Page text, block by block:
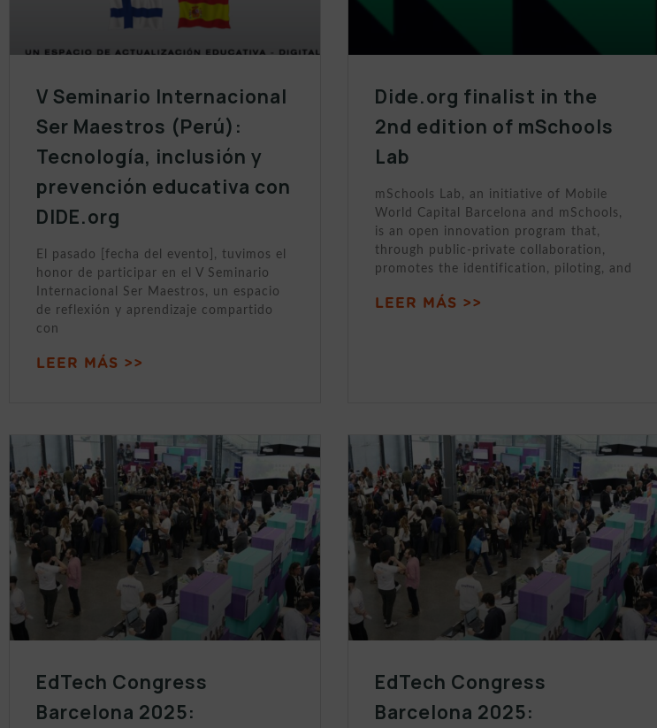
V Seminario Internacional
Ser Maestros (Perú):
Tecnología, inclusión y
prevención educativa con
DIDE.org
El pasado [fecha del evento], tuvimos el
honor de participar en el V Seminario
Internacional Ser Maestros, un espacio
de reflexión y aprendizaje compartido
con
LEER MÁS >>
Dide.org finalist in the
2nd edition of mSchools
Lab
mSchools Lab, an initiative of Mobile
World Capital Barcelona and mSchools,
is an open innovation program that,
through public-private collaboration,
promotes the identification, piloting, and
LEER MÁS >>
EdTech Congress
Barcelona 2025:
EdTech Congress
Barcelona 2025: